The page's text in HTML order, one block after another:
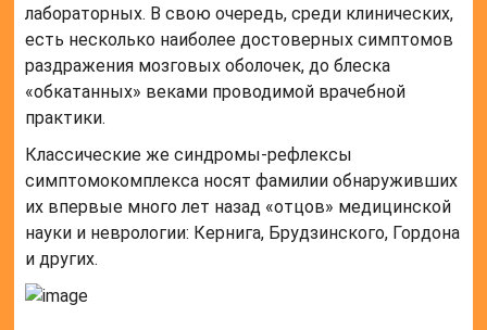
лабораторных. В свою очередь, среди клинических,
есть несколько наиболее достоверных симптомов
раздражения мозговых оболочек, до блеска
«обкатанных» веками проводимой врачебной
практики.
Классические же синдромы-рефлексы
симптомокомплекса носят фамилии обнаруживших
их впервые много лет назад «отцов» медицинской
науки и неврологии: Кернига, Брудзинского, Гордона
и других.